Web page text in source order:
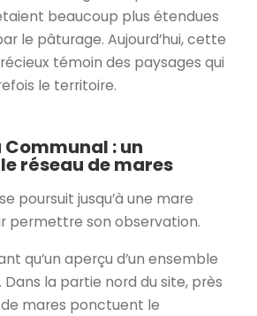
beaucoup plus étendues
le pâturage. Aujourd’hui, cette
témoin des paysages qui
le territoire.
Communal : un
réseau de mares
poursuit jusqu’à une mare
permettre son observation.
qu’un aperçu d’un ensemble
la partie nord du site, près
mares ponctuent le